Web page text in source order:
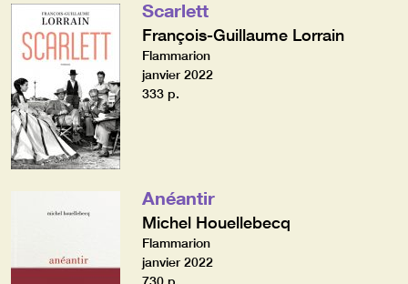
Scarlett
François-Guillaume Lorrain
Flammarion
janvier 2022
333 p.
Anéantir
Michel Houellebecq
Flammarion
janvier 2022